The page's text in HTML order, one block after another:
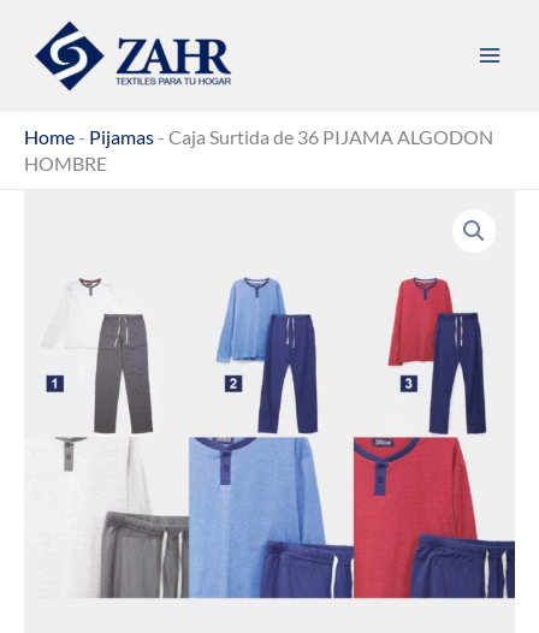
contenido
Home- Pijamas- Caja Surtida de 36 PIJAMA ALGODON
HOMBRE